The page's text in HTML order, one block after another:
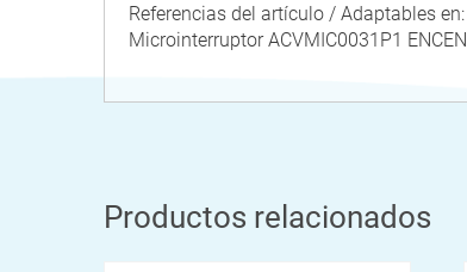
Referencias del artículo / Adaptables en:
Microinterruptor ACVMIC0031P1
Productos relacionados